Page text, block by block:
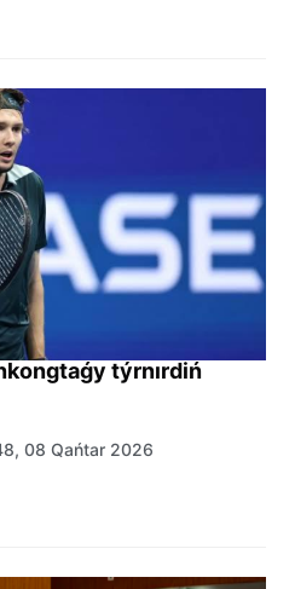
týrnırdiń
08 Qańtar 2026